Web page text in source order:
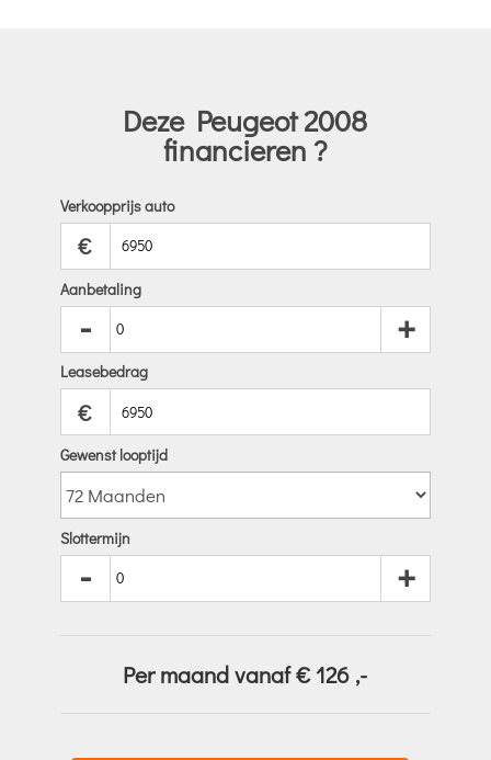
Deze Peugeot 2008
financieren ?
Verkoopprijs auto
€
Aanbetaling
- +
Leasebedrag
€
Gewenst looptijd
Slottermijn
- +
Per maand vanaf €126 ,-